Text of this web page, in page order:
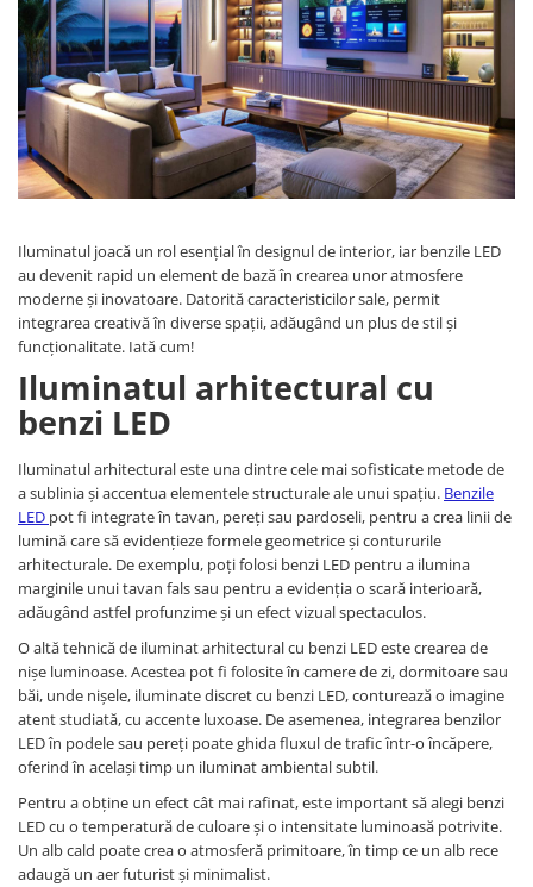
Solutii de curatat & adezivi
Canturi ABS
Alte accesorii mobila
Clesti/ patenti
Surubelnite
Ciocane
Nivela bule/ laser
Alte scule & unelte
Iluminatul joacă un rol esențial în designul de interior, iar benzile LED
au devenit rapid un element de bază în crearea unor atmosfere
moderne și inovatoare. Datorită caracteristicilor sale, permit
integrarea creativă în diverse spații, adăugând un plus de stil și
funcționalitate. Iată cum!
Iluminatul arhitectural cu
benzi LED
Iluminatul arhitectural este una dintre cele mai sofisticate metode de
a sublinia și accentua elementele structurale ale unui spațiu. Benzile
LED pot fi integrate în tavan, pereți sau pardoseli, pentru a crea linii de
lumină care să evidențieze formele geometrice și contururile
arhitecturale. De exemplu, poți folosi benzi LED pentru a ilumina
marginile unui tavan fals sau pentru a evidenția o scară interioară,
adăugând astfel profunzime și un efect vizual spectaculos.
O altă tehnică de iluminat arhitectural cu benzi LED este crearea de
nișe luminoase. Acestea pot fi folosite în camere de zi, dormitoare sau
băi, unde nișele, iluminate discret cu benzi LED, conturează o imagine
atent studiată, cu accente luxoase. De asemenea, integrarea benzilor
LED în podele sau pereți poate ghida fluxul de trafic într-o încăpere,
oferind în același timp un iluminat ambiental subtil.
Pentru a obține un efect cât mai rafinat, este important să alegi benzi
LED cu o temperatură de culoare și o intensitate luminoasă potrivite.
Un alb cald poate crea o atmosferă primitoare, în timp ce un alb rece
adaugă un aer futurist și minimalist.